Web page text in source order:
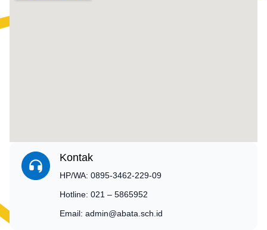
Kontak
HP/WA: 0895-3462-229-09
Hotline: 021 – 5865952
Email: admin@abata.sch.id